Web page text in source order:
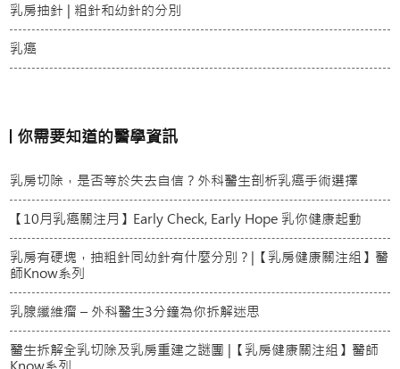
乳房抽針 | 粗針和幼針的分別
乳癌
你需要知道的醫學資訊
乳房切除，是否等於失去自信？外科醫生剖析乳癌手術選擇
【10月乳癌關注月】Early Check, Early Hope 乳你健康起動
乳房有硬塊，抽粗針同幼針有什麼分別？|【乳房健康關注組】醫
師Know系列
乳腺纖維瘤 – 外科醫生3分鐘為你拆解迷思
醫生拆解全乳切除及乳房重建之謎團 |【乳房健康關注組】醫師